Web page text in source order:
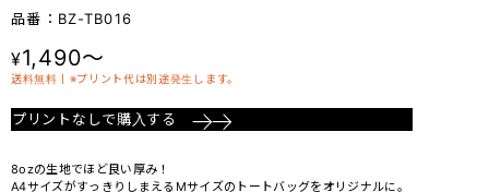
品番：BZ-TB016
¥1,490～
送料無料丨※プリント代は別途発生します。
プリントなしで購入する
8ozの生地でほど良い厚み！
A4サイズがすっきりしまえるMサイズのトートバッグをオリジナルに。